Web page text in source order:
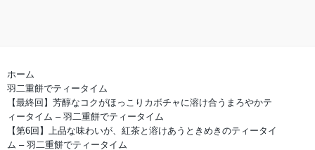
ホーム
羽二重餅でティータイム
【最終回】芳醇なコクがほっこりカボチャに溶け合うまろやかテ
ィータイム – 羽二重餅でティータイム
【第6回】上品な味わいが、紅茶と溶けあうときめきのティータイ
ム – 羽二重餅でティータイム